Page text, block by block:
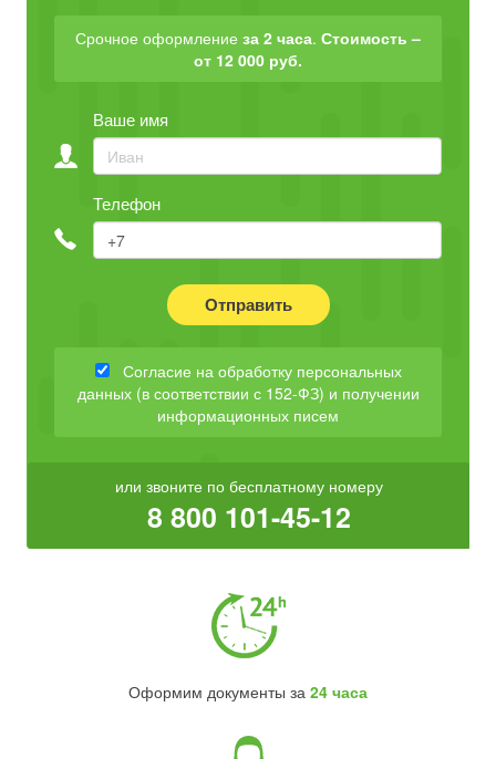
Срочное оформление за 2 часа. Стоимость –
от 12 000 руб.
Ваше имя
Телефон
Отправить
Согласие на обработку персональных
данных (в соответствии с 152-ФЗ) и получении
информационных писем
или звоните по бесплатному номеру
8 800 101-45-12
Оформим документы за 24 часа